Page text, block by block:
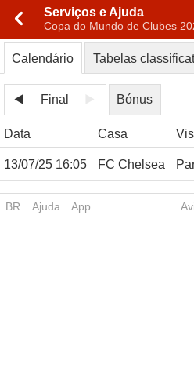
Serviços e Ajuda
Calendário Tabelas
Final Bónus
Data Casa
13/07/25 16:05 FC Chelsea
BR Ajuda App